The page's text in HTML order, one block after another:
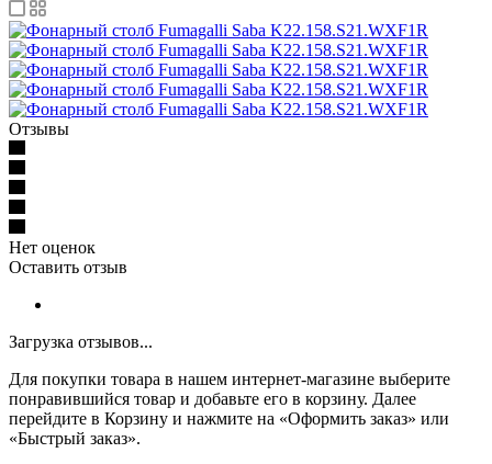
Отзывы
Нет оценок
Оставить отзыв
Загрузка отзывов...
Для покупки товара в нашем интернет-магазине выберите
понравившийся товар и добавьте его в корзину. Далее
перейдите в Корзину и нажмите на «Оформить заказ» или
«Быстрый заказ».